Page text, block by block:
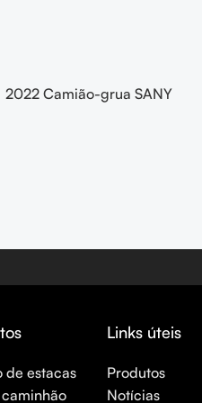
2022 Camião-grua SANY
de estacas
Links úteis
Produtos
Notícias